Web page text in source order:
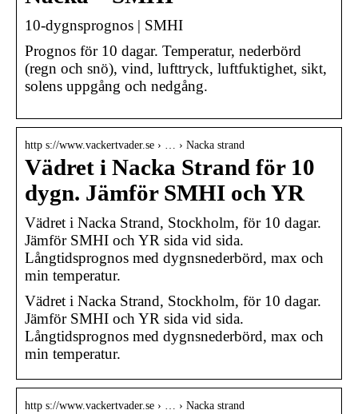
10-dygnsprognos | SMHI
Prognos för 10 dagar. Temperatur, nederbörd
(regn och snö), vind, lufttryck, luftfuktighet, sikt,
solens uppgång och nedgång.
http s://www.vackertvader.se › … › Nacka strand
Vädret i Nacka Strand för 10
dygn. Jämför SMHI och YR
Vädret i Nacka Strand, Stockholm, för 10 dagar.
Jämför SMHI och YR sida vid sida.
Långtidsprognos med dygnsnederbörd, max och
min temperatur.
Vädret i Nacka Strand, Stockholm, för 10 dagar.
Jämför SMHI och YR sida vid sida.
Långtidsprognos med dygnsnederbörd, max och
min temperatur.
http s://www.vackertvader.se › … › Nacka strand